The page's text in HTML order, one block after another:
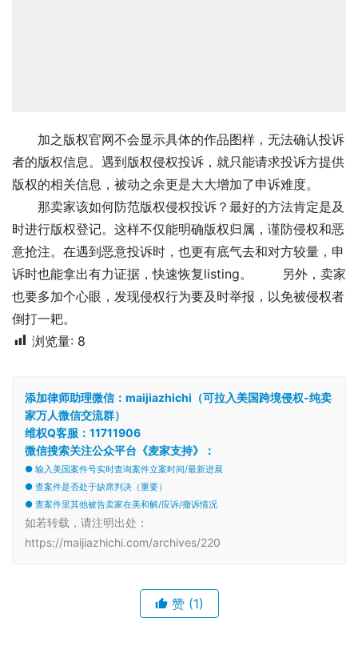
加之版权官网不会显示具体的作品图样，无法确认投诉
者的版权信息。遇到版权侵权投诉，就只能请求投诉方提供
版权的相关信息，被动之余更是大大增加了申诉难度。
那卖家该如何防范版权侵权投诉？最好的方法肯定是及
时进行版权登记。这样不仅能明确版权归属，谨防侵权和恶
意抢注。在遇到恶意投诉时，也更有底气去和对方较量，申
诉时也能拿出有力证据，快速恢复listing。 另外，卖家
也要多加个心眼，发现侵权行为要及时举报，以免被侵权者
倒打一耙。
浏览量: 8
添加律师助理微信：maijiazhichi（可拉入美国跨境侵权-纯卖
家万人微信交流群）
维权Q客服：11711906
微信搜索关注公众平台《麦家支持》：
● 输入美国案件号实时查询案件立案时间/最新进展
● 查案件是否处于缺席判决（重要）
● 查案件里其他被告卖家在美和解/应诉/撤诉情况
如若转载，请注明出处：
https://maijiazhichi.com/archives/220
赞 (1)